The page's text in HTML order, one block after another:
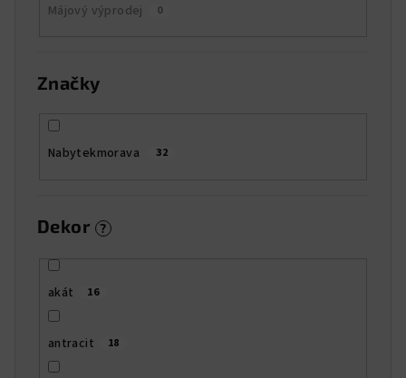
Májový výprodej 0
Značky
Nabytekmorava 32
Dekor ?
akát 16
antracit 18